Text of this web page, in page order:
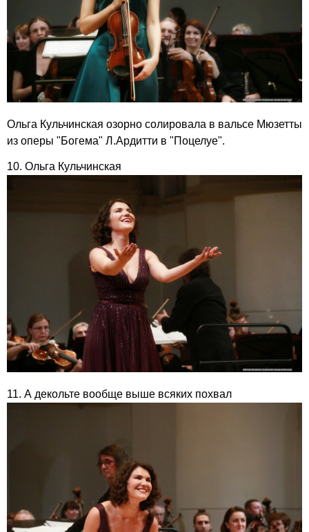
Ольга Кульчинская озорно солировала в вальсе Мюзетты
из оперы "Богема" Л.Ардитти в "Поцелуе".
10. Ольга Кульчинская
11. А декольте вообще выше всяких похвал